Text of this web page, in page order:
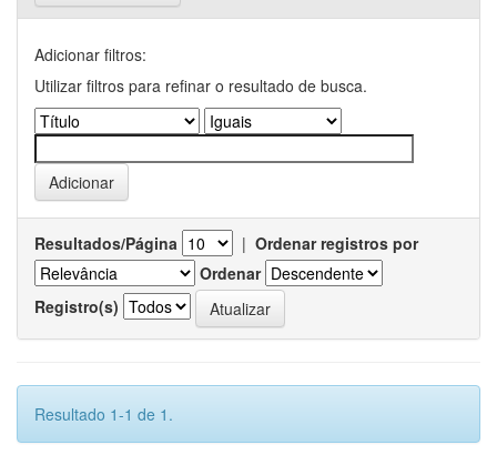
Adicionar filtros:
Utilizar filtros para refinar o resultado de busca.
Resultados/Página | Ordenar registros por
Ordenar
Registro(s)
Resultado 1-1 de 1.